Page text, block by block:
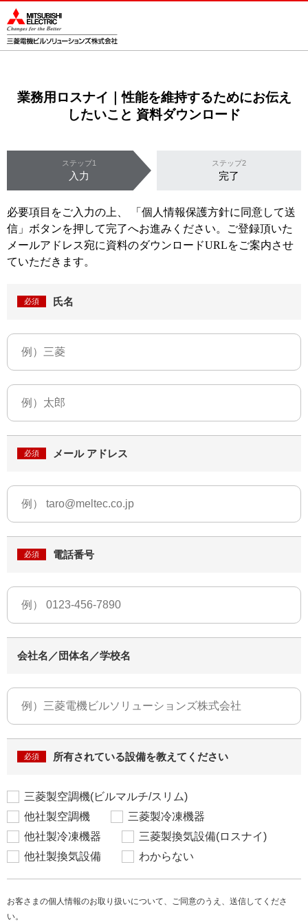
業務用ロスナイ｜性能を維持するためにお伝え
したいこと 資料ダウンロード
ステップ1
入力
ステップ2
完了
必要項目をご入力の上、 「 個人情報保護方針に同意して送
信 」ボタンを押して完了へお進みください。ご登録頂いた
メールアドレス宛に資料のダウンロードURLをご案内させ
ていただきます。
氏名
メール アドレス
電話番号
会社名／団体名／学校名
所有されている設備を教えてください
三菱製空調機(ビルマルチ/スリム)
他社製空調機
三菱製冷凍機器
他社製冷凍機器
三菱製換気設備(ロスナイ)
他社製換気設備
わからない
お客さまの個人情報のお取り扱いについて、ご同意のうえ、送信してくださ
い。